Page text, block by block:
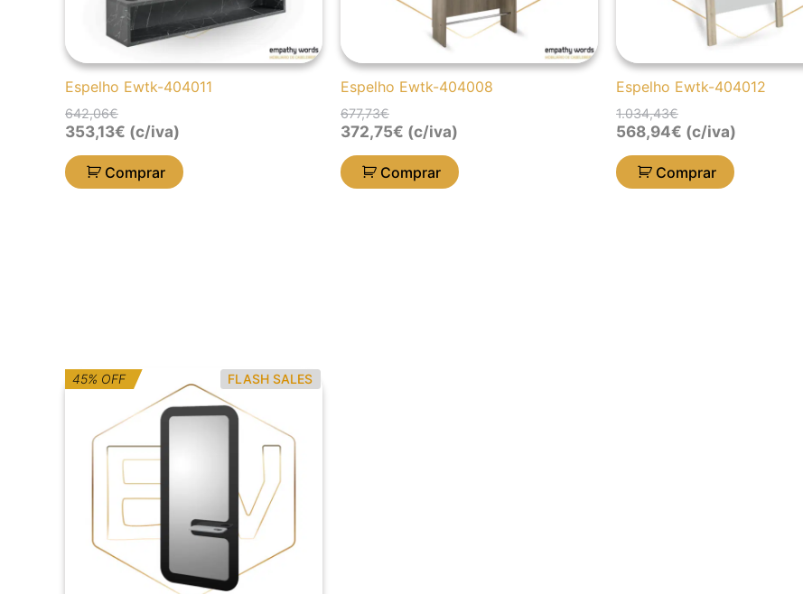
Espelho Ewtk-404011
642,06€
353,13€ (c/iva)
Comprar
Espelho Ewtk-404008
677,73€
372,75€ (c/iva)
Comprar
Espelho Ewtk-404012
1.034,43€
568,94€ (c/iva)
Comprar
FLASH SALES
45% OFF
O
preço
original
era:
O
preço
atual
é: